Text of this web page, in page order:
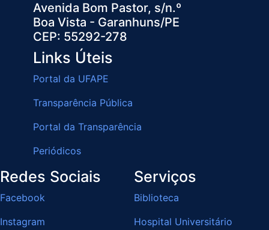
Avenida Bom Pastor, s/n.º
Boa Vista - Garanhuns/PE
CEP: 55292-278
Links Úteis
Portal da UFAPE
Transparência Pública
Portal da Transparência
Periódicos
Redes Sociais
Facebook
Instagram
Serviços
Biblioteca
Hospital Universitário